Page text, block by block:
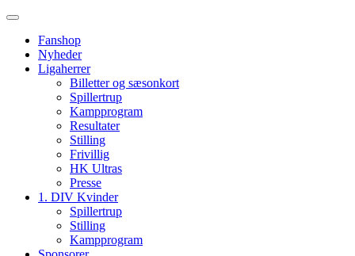
Fanshop
Nyheder
Ligaherrer
Billetter og sæsonkort
Spillertrup
Kampprogram
Resultater
Stilling
Frivillig
HK Ultras
Presse
1. DIV Kvinder
Spillertrup
Stilling
Kampprogram